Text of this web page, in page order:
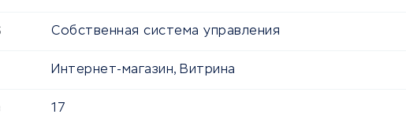
Собственная система управления
Интернет-магазин, Витрина
17